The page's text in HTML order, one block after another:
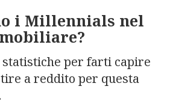
i Millennials nel
statistiche per farti capire
a reddito per questa